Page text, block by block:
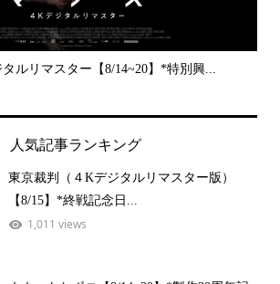
ルリマスター【8/14~20】*特別興...
人気記事ランキング
東京裁判（４Kデジタルリマスター版）
【8/15】*終戦記念日...
1,011 views